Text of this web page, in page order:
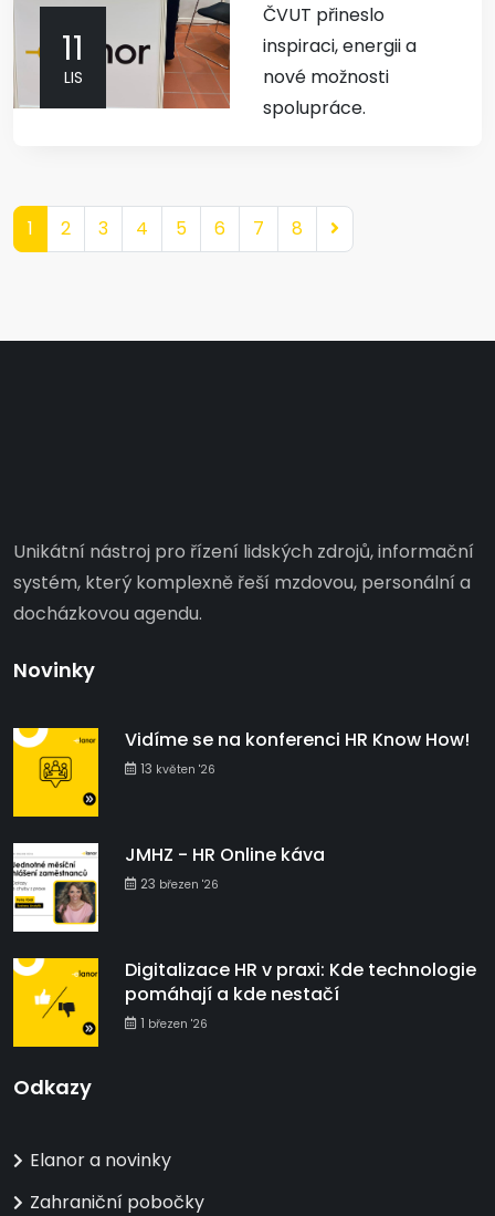
11
LIS
ČVUT přineslo
inspiraci, energii a
nové možnosti
spolupráce.
1 2 3 4 5 6 7 8
Unikátní nástroj pro řízení lidských zdrojů, informační
systém, který komplexně řeší mzdovou, personální a
docházkovou agendu.
Novinky
Vidíme se na konferenci HR Know How!
13 květen '26
JMHZ - HR Online káva
23 březen '26
Digitalizace HR v praxi: Kde technologie
pomáhají a kde nestačí
1 březen '26
Odkazy
Elanor a novinky
Zahraniční pobočky